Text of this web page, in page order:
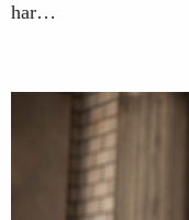
har…